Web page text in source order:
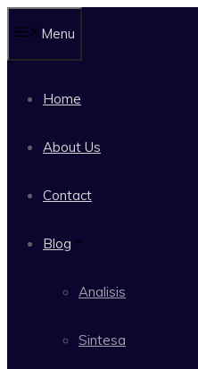
ke
isi
Menu
Home
About Us
Contact
Blog
Analisis
Sintesa